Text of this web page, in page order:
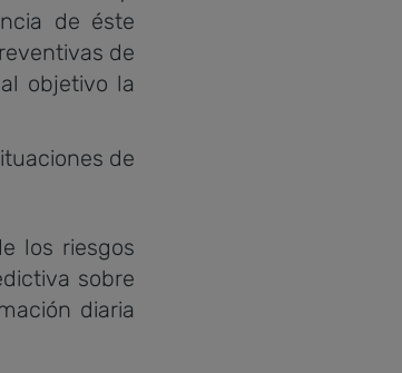
de éste
de
objetivo la
de
los riesgos
sobre
diaria